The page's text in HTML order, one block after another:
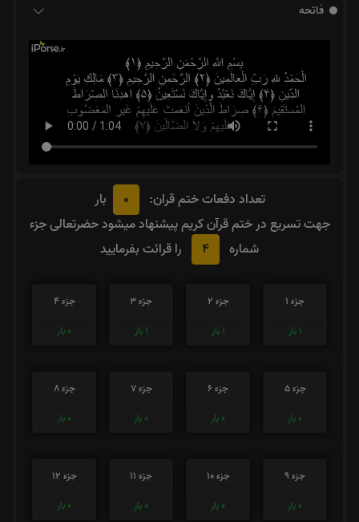
فاتحه
تعداد دفعات ختم قران: 0
بار
جهت تسریع در ختم قرآن کریم پیشنهاد میشود حضرتعالی جزء
شماره
4 را قرائت بفرمایید
جزء 1
1 بار
جزء 2
1 بار
جزء 3
1 بار
جزء 4
0 بار
جزء 5
0 بار
جزء 6
0 بار
جزء 7
0 بار
جزء 8
0 بار
جزء 9
0 بار
جزء 10
0 بار
جزء 11
0 بار
جزء 12
0 بار